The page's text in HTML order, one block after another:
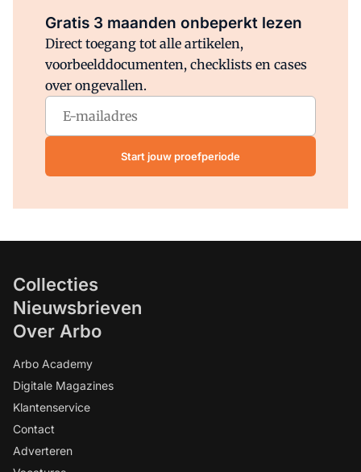
Gratis 3 maanden onbeperkt lezen
Direct toegang tot alle artikelen,
voorbeelddocumenten, checklists en cases
over ongevallen.
Start jouw proefperiode
Collecties
Nieuwsbrieven
Over Arbo
Arbo Academy
Digitale Magazines
Klantenservice
Contact
Adverteren